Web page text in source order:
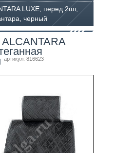
LUXE, перед 2шт,
черный
артикул: 816623